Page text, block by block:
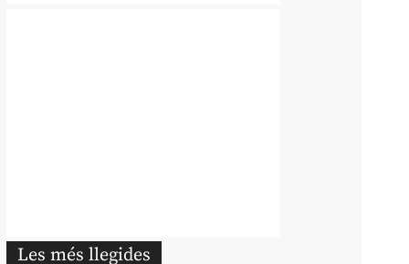
Les més llegides